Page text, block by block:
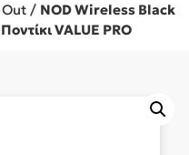
/ NOD Wireless Black
VALUE PRO